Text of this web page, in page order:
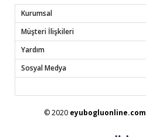
Kurumsal
Müşteri İlişkileri
Yardım
Sosyal Medya
© 2020 eyubogluonline.com